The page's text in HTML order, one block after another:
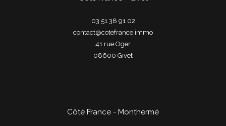
03 51 38 91 02
contact@cotefrance.immo
41 rue Oger
08600
givet
Côté France - Monthermé